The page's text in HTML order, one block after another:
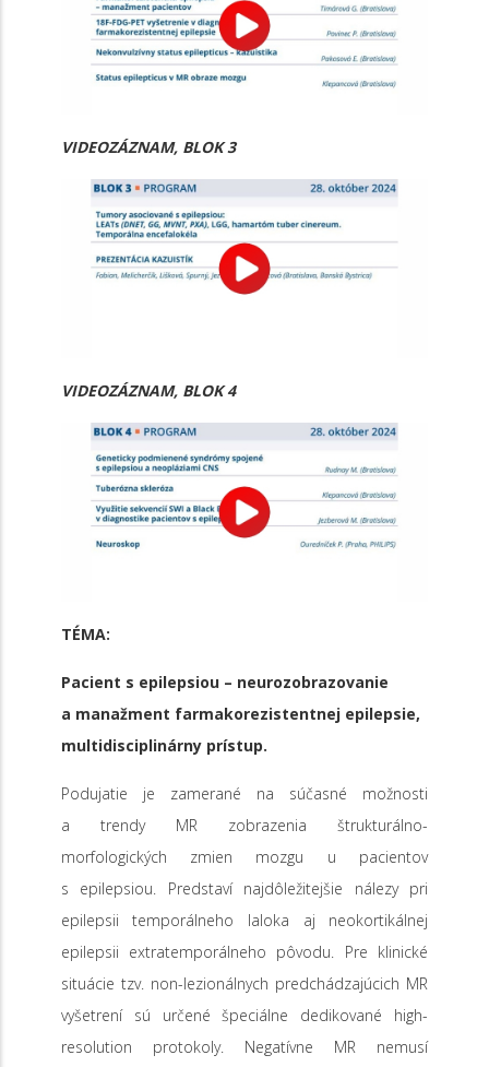
VIDEOZÁZNAM, BLOK 3
VIDEOZÁZNAM, BLOK 4
TÉMA:
Pacient s epilepsiou – neurozobrazovanie
a manažment farmakorezistentnej epilepsie,
multidisciplinárny prístup.
Podujatie je zamerané na súčasné možnosti
a trendy MR zobrazenia štrukturálno-
morfologických zmien mozgu u pacientov
s epilepsiou. Predstaví najdôležitejšie nálezy pri
epilepsii temporálneho laloka aj neokortikálnej
epilepsii extratemporálneho pôvodu. Pre klinické
situácie tzv. non-lezionálnych predchádzajúcich MR
vyšetrení sú určené špeciálne dedikované high-
resolution protokoly. Negatívne MR nemusí